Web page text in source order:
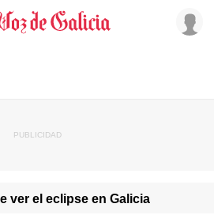
ver el eclipse en Galicia